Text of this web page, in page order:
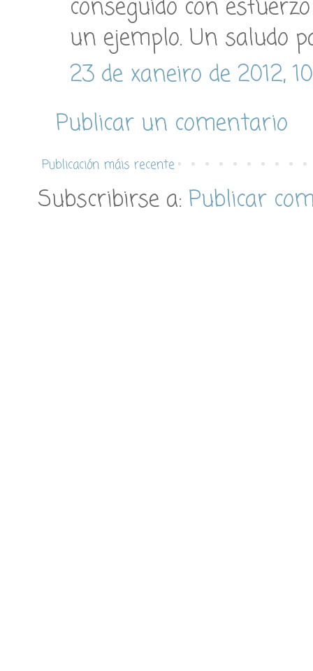
conseguido con
un ejemplo. Un saludo
23 de xaneiro de 2012,
Publicar un comentario
Publicación máis recente
Subscribirse a: Publicar